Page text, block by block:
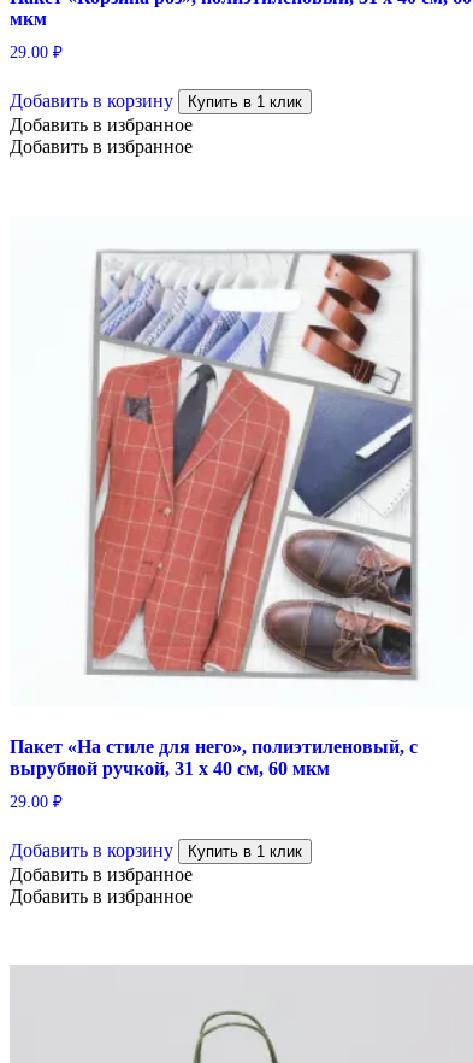
мкм
29.00 ₽
Добавить в корзину Купить в 1 клик
Добавить в избранное
Добавить в избранное
Пакет «На стиле для него», полиэтиленовый, с
вырубной ручкой, 31 х 40 см, 60 мкм
29.00 ₽
Добавить в корзину Купить в 1 клик
Добавить в избранное
Добавить в избранное